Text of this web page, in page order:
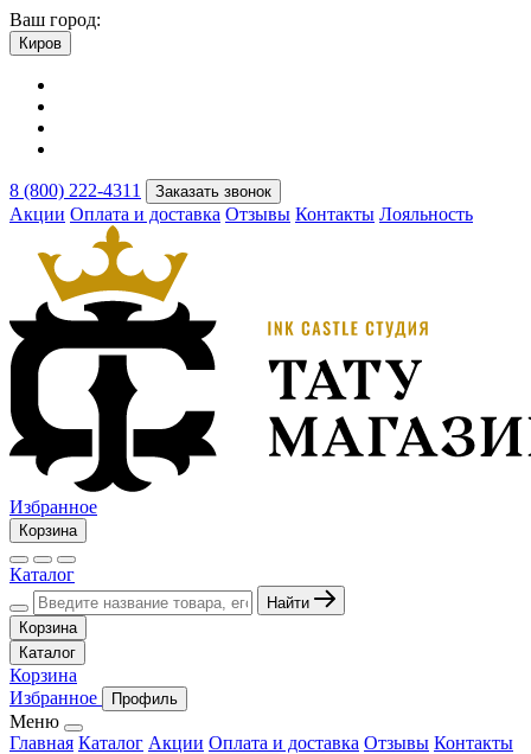
Ваш город:
Киров
8 (800) 222-4311 Заказать звонок
Акции Оплата и доставка Отзывы Контакты Лояльность
Избранное
Корзина
Каталог
Найти
Корзина
Каталог
Корзина
Избранное
Профиль
Меню
Главная Каталог Акции Оплата и доставка Отзывы Контакты